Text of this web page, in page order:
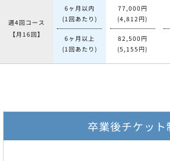
週4回コース
【月16回】
6ヶ月以内
(1回あたり)
6ヶ月以上
(1回あたり)
77,000円
(4,812円)
82,500円
(5,155円)
卒業後チケット